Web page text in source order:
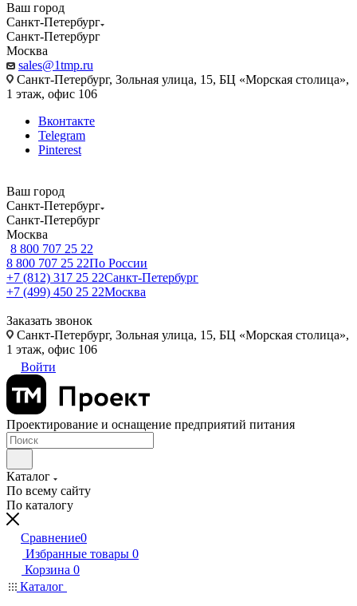
Ваш город
Санкт-Петербург
Санкт-Петербург
Москва
sales@1tmp.ru
Санкт-Петербург, Зольная улица, 15, БЦ «Морская столица»,
1 этаж, офис 106
Вконтакте
Telegram
Pinterest
Ваш город
Санкт-Петербург
Санкт-Петербург
Москва
8 800 707 25 22
8 800 707 25 22По России
+7 (812) 317 25 22Санкт-Петербург
+7 (499) 450 25 22Москва
Заказать звонок
Санкт-Петербург, Зольная улица, 15, БЦ «Морская столица»,
1 этаж, офис 106
Войти
Проектирование и оснащение предприятий питания
Каталог
По всему сайту
По каталогу
Сравнение0
Избранные товары 0
Корзина 0
Каталог